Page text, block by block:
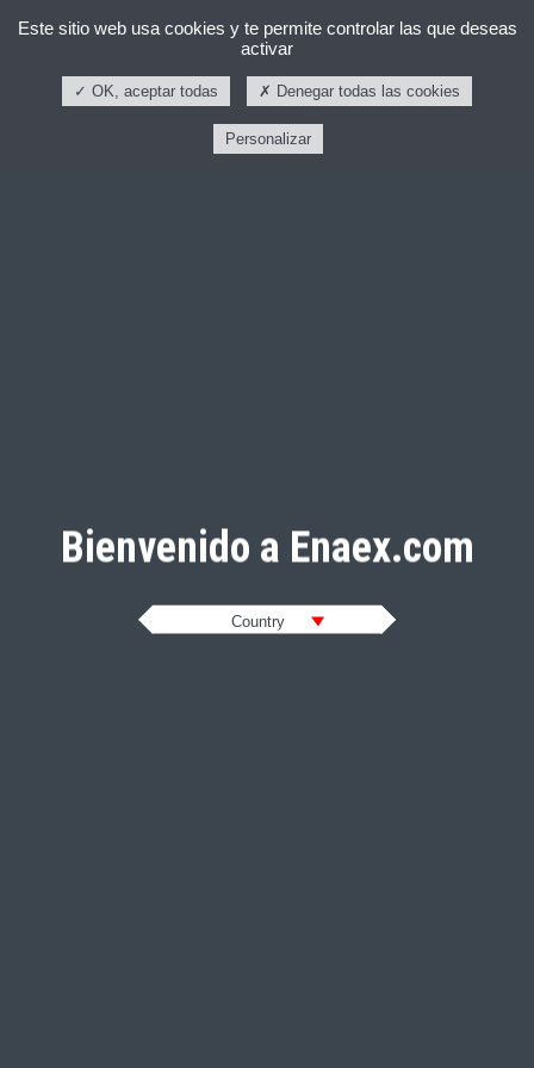
Bienvenido a Enaex.com
Este sitio web usa cookies y te permite controlar las que deseas
activar
OK, aceptar todas Denegar todas las cookies
Personalizar